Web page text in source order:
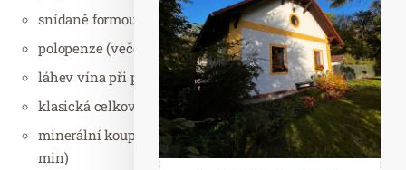
snídaně formou bohatého bufetu
polopenze (večeře formou bufetu, bez nápojů)
láhev vína při příjezdu na pokoji (platí pro pokoj)
klasická celková masáž (50 min)
minerální koupel se solí z Mrtvého moře „Lamur“ (20
min)